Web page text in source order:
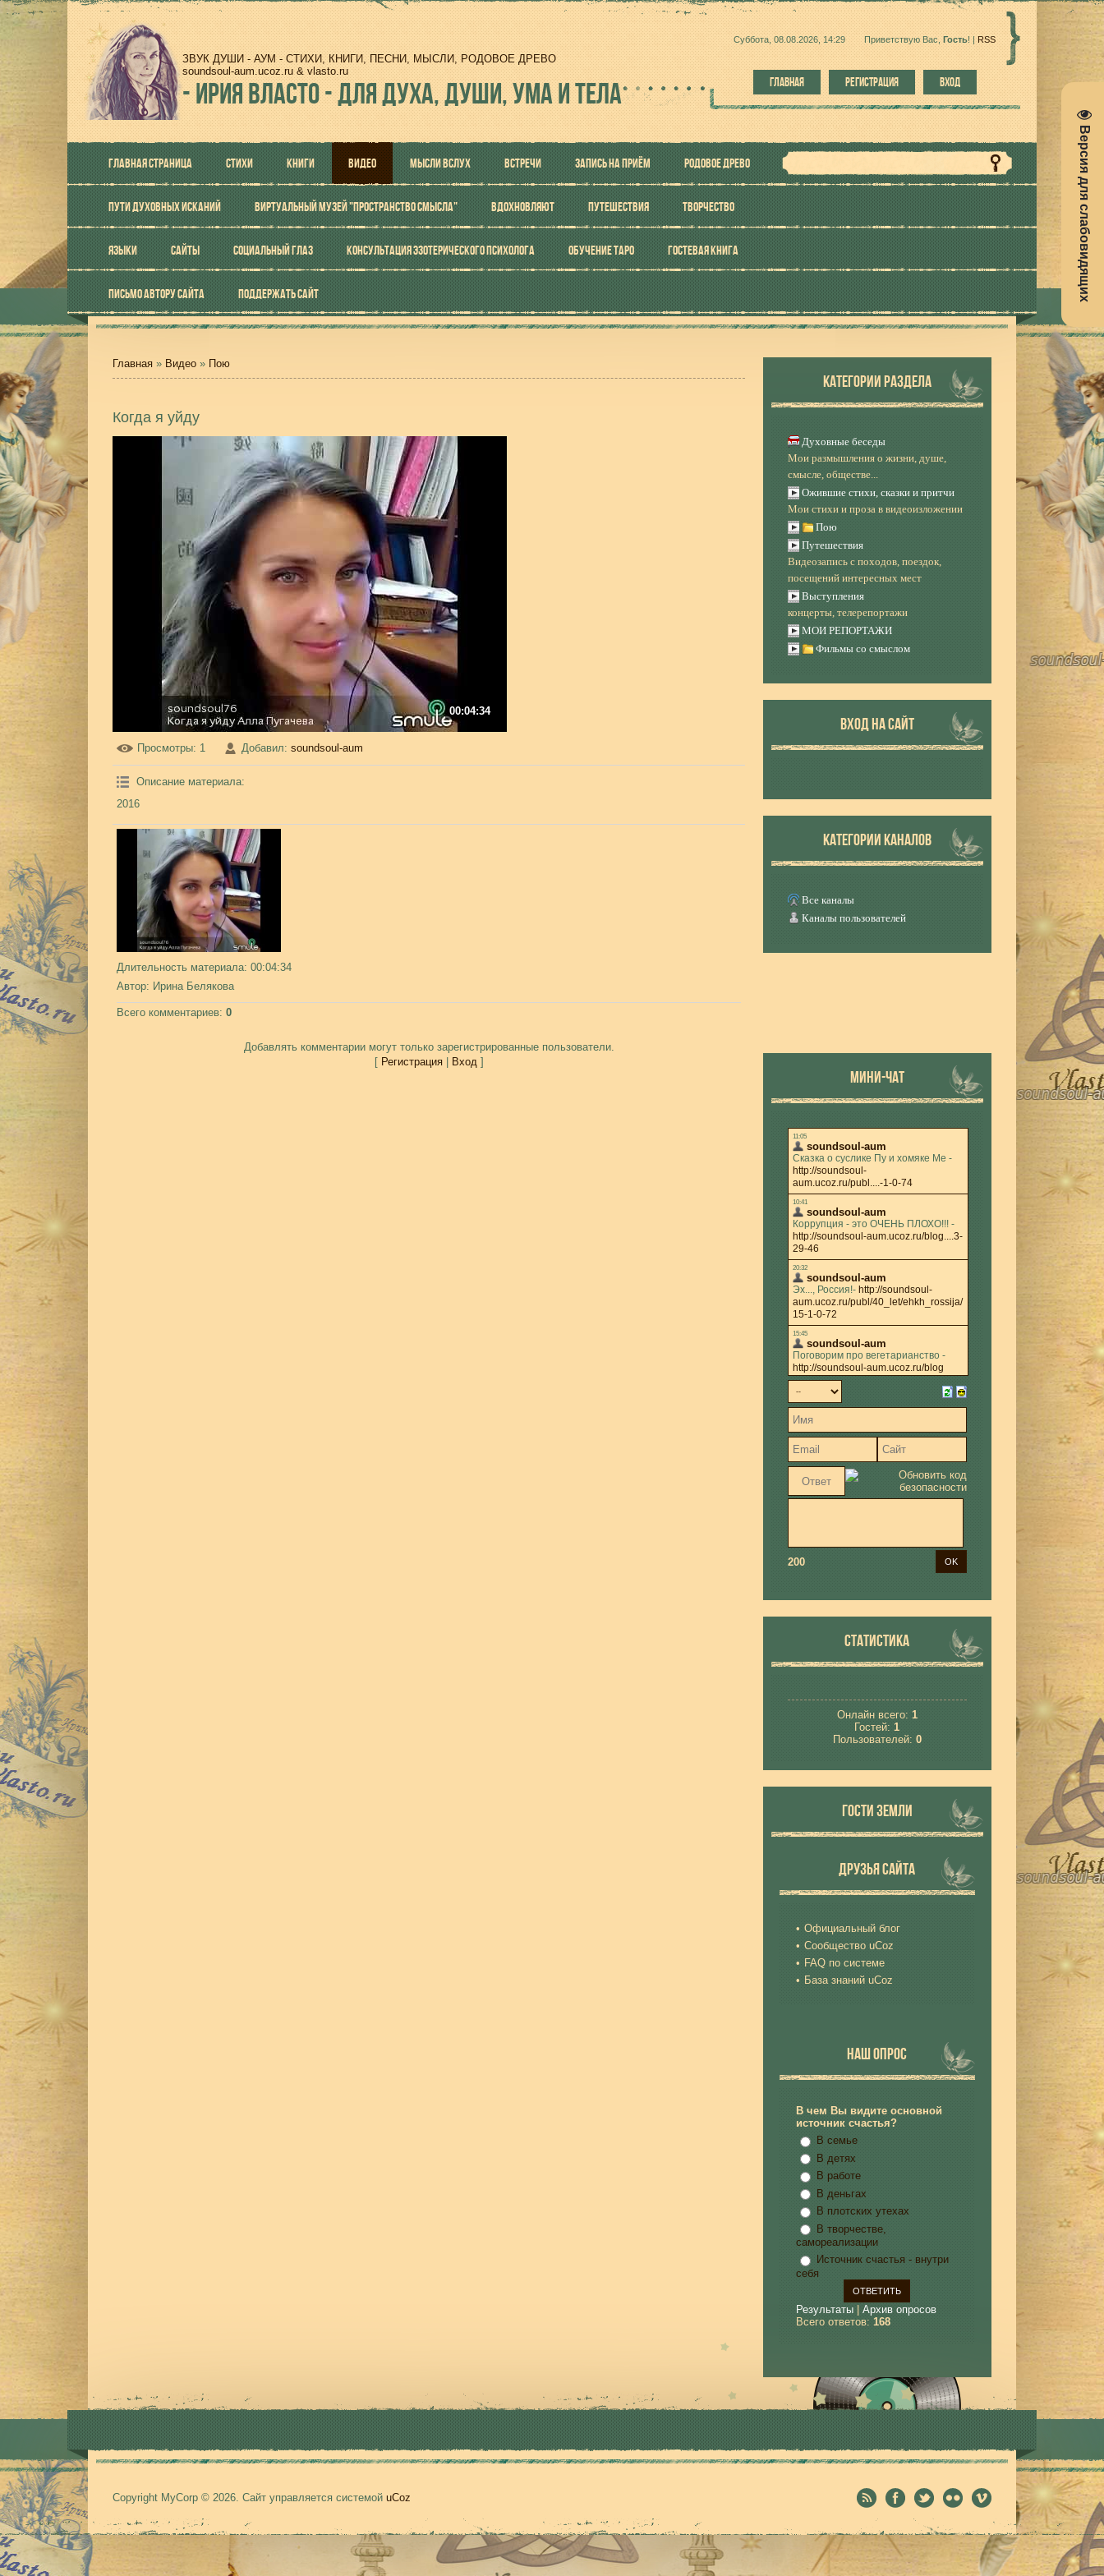
Версия для слабовидящих
ЗВУК ДУШИ - АУМ - СТИХИ, КНИГИ, ПЕСНИ, МЫСЛИ, РОДОВОЕ ДРЕВО
soundsoul-aum.ucoz.ru & vlasto.ru
-ИРИЯ ВЛАСТО - ДЛЯ ДУХА, ДУШИ, УМА И ТЕЛА
Суббота, 08.08.2026, 14:29 Приветствую Вас Гость! | RSS
ГЛАВНАЯ РЕГИСТРАЦИЯ ВХОД
ГЛАВНАЯ СТРАНИЦА СТИХИ КНИГИ ВИДЕО МЫСЛИ ВСЛУХ ВСТРЕЧИ ЗАПИСЬ НА ПРИЁМ РОДОВОЕ ДРЕВО
ПУТИ ДУХОВНЫХ ИСКАНИЙ ВИРТУАЛЬНЫЙ МУЗЕЙ "ПРОСТРАНСТВО СМЫСЛА" ВДОХНОВЛЯЮТ ПУТЕШЕСТВИЯ ТВОРЧЕСТВО
ЯЗЫКИ САЙТЫ СОЦИАЛЬНЫЙ ГЛАЗ КОНСУЛЬТАЦИЯ ЭЗОТЕРИЧЕСКОГО ПСИХОЛОГА ОБУЧЕНИЕ ТАРО ГОСТЕВАЯ КНИГА
ПИСЬМО АВТОРУ САЙТА ПОДДЕРЖАТЬ САЙТ
Главная » Видео » Пою
Когда я уйду
00:04:34
Просмотры: 1 Добавил: soundsoul-aum
Описание материала:
2016
Длительность материала: 00:04:34
Автор: Ирина Белякова
Всего комментариев: 0
Добавлять комментарии могут только зарегистрированные пользователи.
[ Регистрация| Вход]
КАТЕГОРИИ РАЗДЕЛА
Духовные беседы
Мои размышления о жизни, душе,
смысле, обществе...
Ожившие стихи, сказки и притчи
Мои стихи и проза в видеоизложении
Пою
Путешествия
Видеозапись с походов, поездок,
посещений интересных мест
Выступления
концерты, телерепортажи
МОИ РЕПОРТАЖИ
Фильмы со смыслом
ВХОД НА САЙТ
КАТЕГОРИИ КАНАЛОВ
Все каналы
Каналы пользователей
МИНИ-ЧАТ
200
СТАТИСТИКА
Онлайн всего: 1
Гостей:1
Пользователей: 0
ГОСТИ ЗЕМЛИ
ДРУЗЬЯ САЙТА
Официальный блог
Сообщество uCoz
FAQ по системе
База знаний uCoz
НАШ ОПРОС
В чем Вы видите основной
источник счастья?
В семье
В детях
В работе
В деньгах
В плотских утехах
В творчестве,
самореализации
Источник счастья - внутри
себя
Результаты| Архив опросов
Всего ответов: 168
Copyright MyCorp © 2026. Сайт управляется системой uCoz